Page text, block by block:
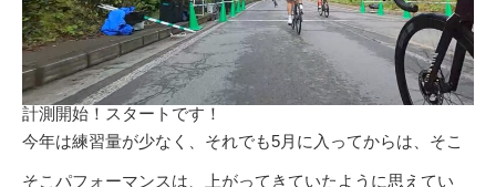
計測開始！スタートです！
今年は練習量が少なく、それでも5月に入ってからは、そこ
そこパフォーマンスは、上がってきていたように思えてい